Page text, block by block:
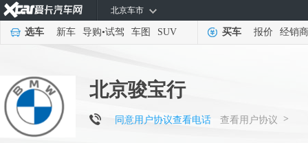
北京车市
选车 新车 导购•试驾 车图 SUV 买车 报价 经销商
北京骏宝行
同意用户协议查看电话 查看用户协议 >